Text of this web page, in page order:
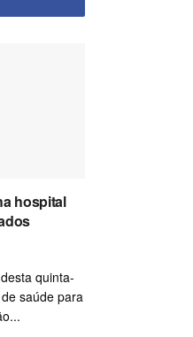
hospital
quinta-
saúde para